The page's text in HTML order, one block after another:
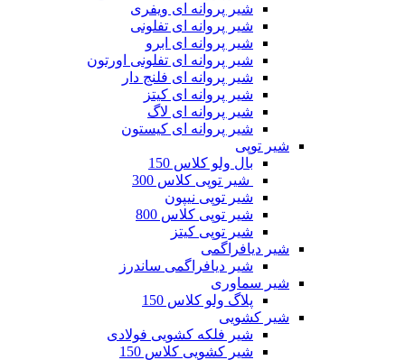
شیر پروانه ای ویفری
شیر پروانه ای تفلونی
شیر پروانه ای ابرو
شیر پروانه ای تفلونی اورتون
شیر پروانه ای فلنج دار
شیر پروانه ای کیتز
شیر پروانه ای لاگ
شیر پروانه ای کیستون
شیر توپی
بال ولو کلاس 150
شیر توپی کلاس 300
شیر توپی نیپون
شیر توپی کلاس 800
شیر توپی کیتز
شیر دیافراگمی
شیر دیافراگمی ساندرز
شیر سماوری
پلاگ ولو کلاس 150
شیر کشویی
شیر فلکه کشویی فولادی
شیر کشویی کلاس 150